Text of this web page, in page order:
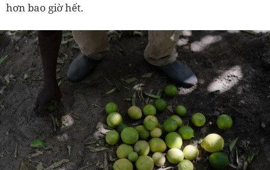
hơn bao giờ hết.